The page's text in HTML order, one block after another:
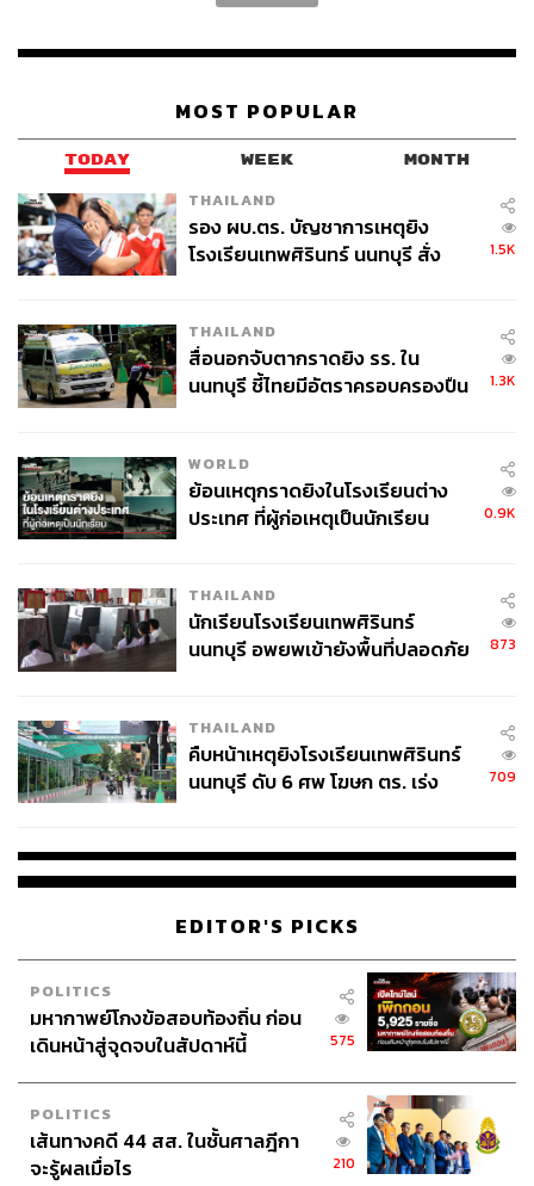
MOST POPULAR
TODAY WEEK MONTH
THAILAND
รอง ผบ.ตร. บัญชาการเหตุยิง
โรงเรียนเทพศิรินทร์ นนทบุรี สั่ง
1.5K
THAILAND
สื่อนอกจับตากราดยิง รร. ใน
นนทบุรี ชี้ไทยมีอัตราครอบครองปืน
1.3K
WORLD
ย้อนเหตุกราดยิงในโรงเรียนต่าง
ประเทศ ที่ผู้ก่อเหตุเป็นนักเรียน
0.9K
THAILAND
นักเรียนโรงเรียนเทพศิรินทร์
นนทบุรี อพยพเข้ายังพื้นที่ปลอดภัย
873
THAILAND
คืบหน้าเหตุยิงโรงเรียนเทพศิรินทร์
นนทบุรี ดับ 6 ศพ โฆษก ตร. เร่ง
709
EDITOR'S PICKS
POLITICS
มหากาพย์โกงข้อสอบท้องถิ่น ก่อน
เดินหน้าสู่จุดจบในสัปดาห์นี้
575
POLITICS
เส้นทางคดี 44 สส. ในชั้นศาลฎีกา
จะรู้ผลเมื่อไร
210